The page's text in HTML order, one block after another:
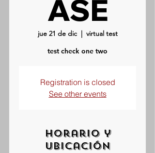
ASE
jue 21 de dic
  |
virtual test
test check one two
Registration is closed
See other events
Horario y
ubicación